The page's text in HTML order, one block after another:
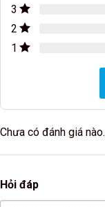
3
2
1
Chưa có đánh giá nào.
Hỏi đáp